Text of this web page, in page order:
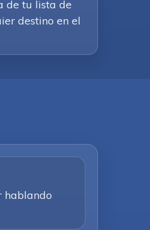
de tu lista de
destino en el
hablando